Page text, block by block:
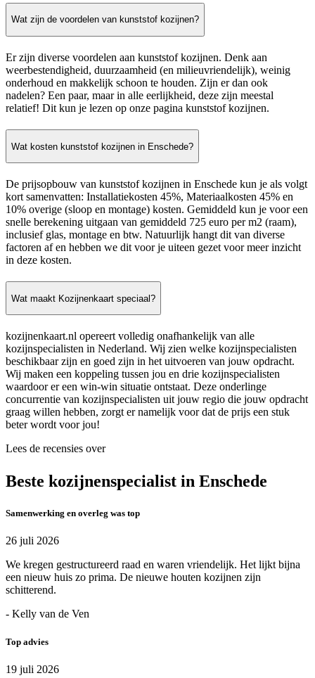
Wat zijn de voordelen van kunststof kozijnen?
Er zijn diverse voordelen aan kunststof kozijnen. Denk aan
weerbestendigheid, duurzaamheid (en milieuvriendelijk), weinig
onderhoud en makkelijk schoon te houden. Zijn er dan ook
nadelen? Een paar, maar in alle eerlijkheid, deze zijn meestal
relatief! Dit kun je lezen op onze pagina kunststof kozijnen.
Wat kosten kunststof kozijnen in Enschede?
De prijsopbouw van kunststof kozijnen in Enschede kun je als volgt
kort samenvatten: Installatiekosten 45%, Materiaalkosten 45% en
10% overige (sloop en montage) kosten. Gemiddeld kun je voor een
snelle berekening uitgaan van gemiddeld 725 euro per m2 (raam),
inclusief glas, montage en btw. Natuurlijk hangt dit van diverse
factoren af en hebben we dit voor je uiteen gezet voor meer inzicht
in deze kosten.
Wat maakt Kozijnenkaart speciaal?
kozijnenkaart.nl opereert volledig onafhankelijk van alle
kozijnspecialisten in Nederland. Wij zien welke kozijnspecialisten
beschikbaar zijn en goed zijn in het uitvoeren van jouw opdracht.
Wij maken een koppeling tussen jou en drie kozijnspecialisten
waardoor er een win-win situatie ontstaat. Deze onderlinge
concurrentie van kozijnspecialisten uit jouw regio die jouw opdracht
graag willen hebben, zorgt er namelijk voor dat de prijs een stuk
beter wordt voor jou!
Lees de recensies over
Beste kozijnenspecialist in Enschede
Samenwerking en overleg was top
26 juli 2026
We kregen gestructureerd raad en waren vriendelijk. Het lijkt bijna
een nieuw huis zo prima. De nieuwe houten kozijnen zijn
schitterend.
- Kelly van de Ven
Top advies
19 juli 2026